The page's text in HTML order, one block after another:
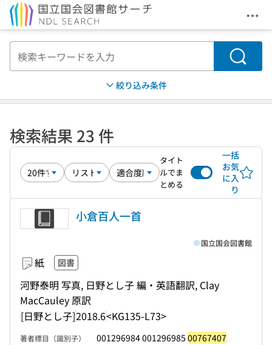
メ
検索
絞り込み条件
検索結果 23 件
タイト
ルでま
とめる
一括
お気
に入
り
小倉百人一首
紙 図書
河野泰明 写真, 日野とし子 編・英語翻訳, Clay
MacCauley 原訳
[日野とし子]2018.6<KG135-L73>
国立国会図書館
著者標目（識別子） 001296984 001296985 00767407